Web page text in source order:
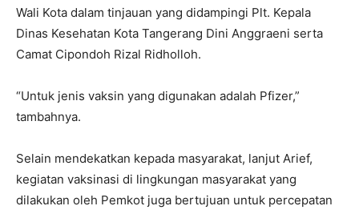
Wali Kota dalam tinjauan yang didampingi Plt. Kepala
Dinas Kesehatan Kota Tangerang Dini Anggraeni serta
Camat Cipondoh Rizal Ridholloh.
“Untuk jenis vaksin yang digunakan adalah Pfizer,”
tambahnya.
Selain mendekatkan kepada masyarakat, lanjut Arief,
kegiatan vaksinasi di lingkungan masyarakat yang
dilakukan oleh Pemkot juga bertujuan untuk percepatan